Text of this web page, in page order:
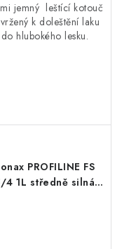
jemný leštící kotouč
k doleštění laku
do hlubokého lesku.
PROFILINE FS
4 1L středně silná